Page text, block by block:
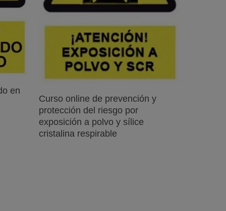
en
Leer Más
Curso online de prevención y
protección del riesgo por
exposición a polvo y sílice
cristalina respirable